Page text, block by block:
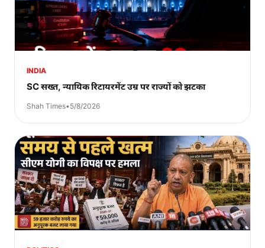
INDIA
SC सख्त, न्यायिक रिटायरमेंट उम्र पर राज्यों को झटका
Shah Times•5/8/2026